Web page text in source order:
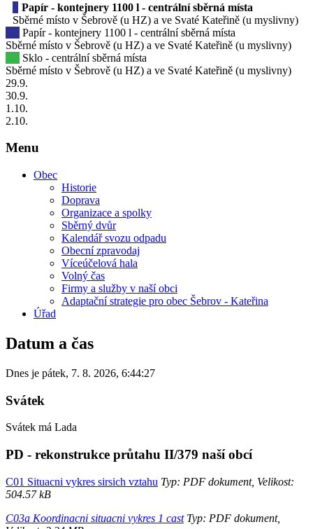
Papír - kontejnery 1100 l - centrální sběrná místa
Sběrné místo v Šebrově (u HZ) a ve Svaté Kateřině (u myslivny)
Papír - kontejnery 1100 l - centrální sběrná místa
Sběrné místo v Šebrově (u HZ) a ve Svaté Kateřině (u myslivny)
Sklo - centrální sběrná místa
Sběrné místo v Šebrově (u HZ) a ve Svaté Kateřině (u myslivny)
29.9.
30.9.
1 .10.
2.10.
Menu
Obec
Historie
Doprava
Organizace a spolky
Sběrný dvůr
Kalendář svozu odpadu
Obecní zpravodaj
Víceúčelová hala
Volný čas
Firmy a služby v naší obci
Adaptační strategie pro obec Šebrov - Kateřina
Úřad
Datum a čas
Dnes je pátek, 7. 8. 2026, 6:44:27
Svátek
Svátek má Lada
PD - rekonstrukce průtahu II/379 naší obcí
C01 Situacni vykres sirsich vztahu Typ: PDF dokument, Velikost:
504.57 kB
C03a Koordinacni situacni vykres 1 castTyp: PDF dokument,